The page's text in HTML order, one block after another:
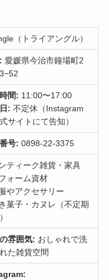
（トライアングル）
愛媛県今治市鐘場町2
間: 11:00〜17:00
: 不定休（Instagram
サイトにて告知）
号: 0898-22-3375
ティーク雑貨・家具
ォーム資材
やアクセサリー
菓子・カヌレ（不定期
雰囲気: おしゃれで洗
た雑貨空間